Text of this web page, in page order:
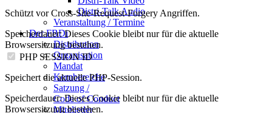
Distri-Talk Audio
Veranstaltung / Termine
Der FBDi
Distribution
Organisation
Mandat
Kernbereiche
Satzung /
Code of Conduct
Mitglieder
Schützt vor Cross-Site-Request-Forgery Angriffen.
Speicherdauer:Dieses Cookie bleibt nur für die aktuelle
Browsersitzung bestehen.
PHP SESSION ID
Speichert die aktuelle PHP-Session.
Speicherdauer:Dieses Cookie bleibt nur für die aktuelle
Browsersitzung bestehen.